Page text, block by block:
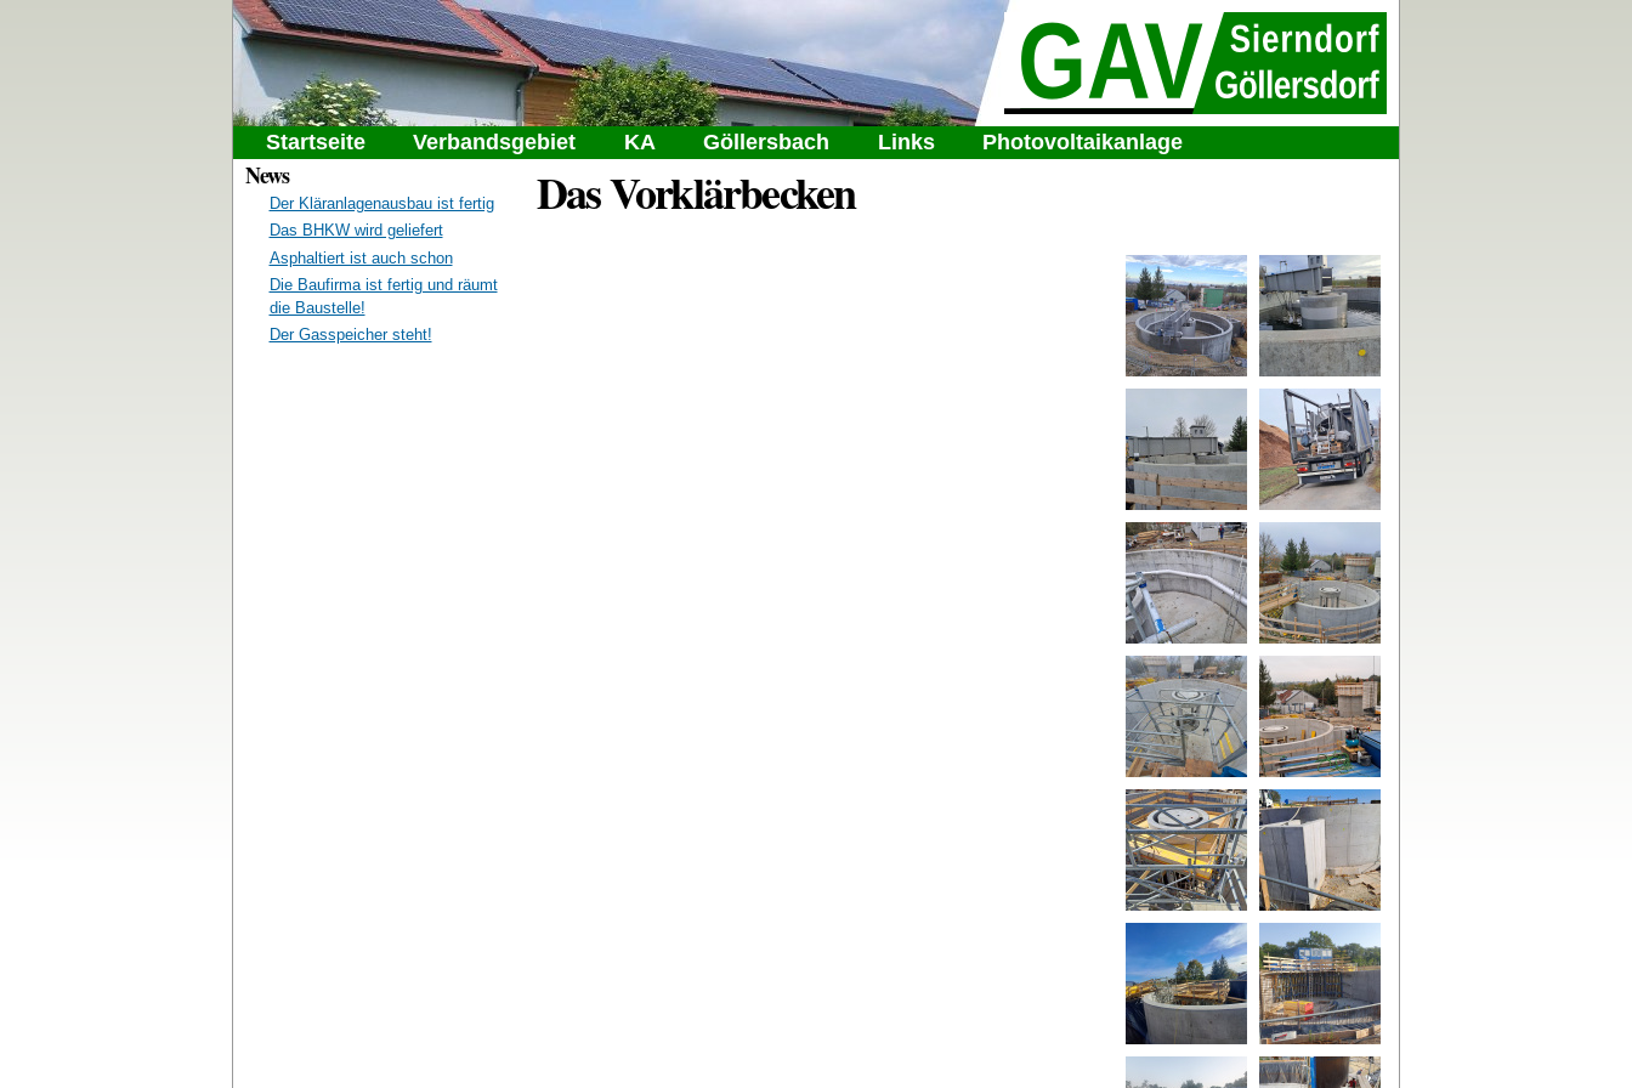
Inhalt
Gemeindeabwasserverband Sierndorf-Göllersdorf
Hauptmenü
Startseite Verbandsgebiet KA Göllersbach Links Photovoltaikanlage
News
Der Kläranlagenausbau ist fertig
Das BHKW wird geliefert
Asphaltiert ist auch schon
Die Baufirma ist fertig und räumt
die Baustelle!
Der Gasspeicher steht!
Das Vorklärbecken